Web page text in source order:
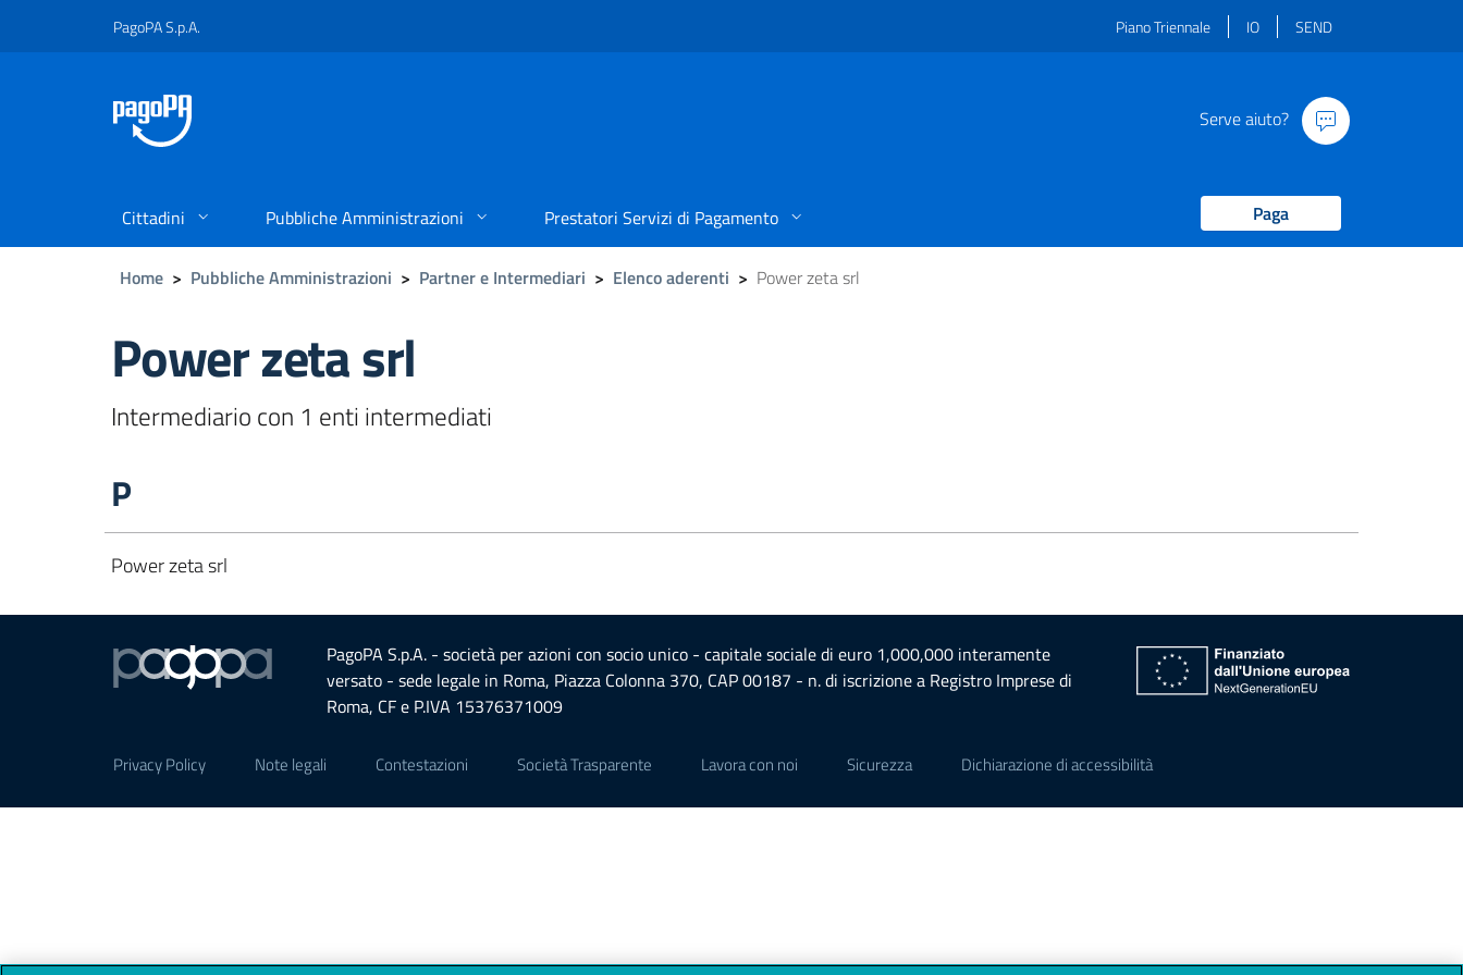
PagoPA S.p.A. Piano Triennale IO SEND
Serve aiuto?
Cittadini Pubbliche Amministrazioni Prestatori Servizi di Pagamento Paga
Home > Pubbliche Amministrazioni > Partner e Intermediari > Elenco aderenti > Power zeta srl
Power zeta srl
Intermediario con 1 enti intermediati
P
Power zeta srl
PagoPA S.p.A. - società per azioni con socio unico - capitale sociale di euro 1,000,000 interamente
versato - sede legale in Roma, Piazza Colonna 370, CAP 00187 - n. di iscrizione a Registro Imprese di
Roma, CF e P.IVA 15376371009
Privacy Policy Note legali Contestazioni Società Trasparente Lavora con noi Sicurezza Dichiarazione di accessibilità